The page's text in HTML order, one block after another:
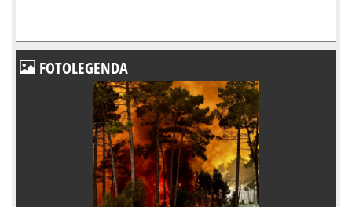
FOTOLEGENDA